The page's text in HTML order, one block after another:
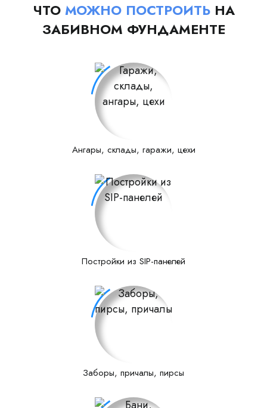
ЧТО МОЖНО ПОСТРОИТЬНА
ЗАБИВНОМ ФУНДАМЕНТЕ
Ангары, склады, гаражи, цехи
Постройки из SIP-панелей
Заборы, причалы, пирсы